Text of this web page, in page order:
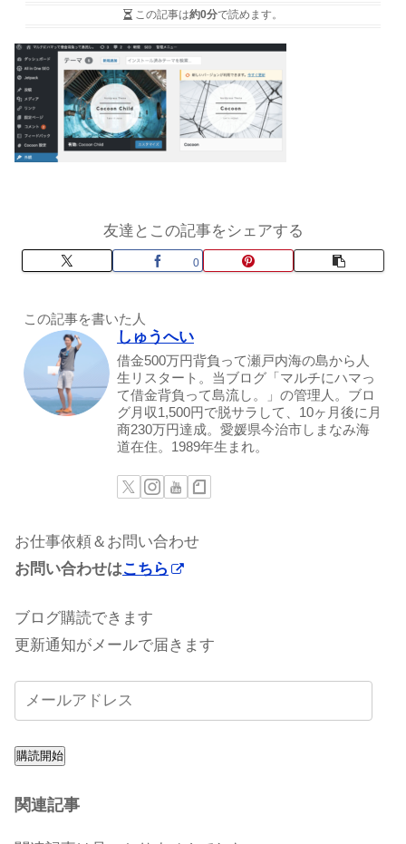
この記事は約0分で読めます。
友達とこの記事をシェアする
0
この記事を書いた人
しゅうへい
借金500万円背負って瀬戸内海の島から人
生リスタート。当ブログ「マルチにハマっ
て借金背負って島流し。」の管理人。ブロ
グ月収1,500円で脱サラして、10ヶ月後に月
商230万円達成。愛媛県今治市しまなみ海
道在住。1989年生まれ。
お仕事依頼＆お問い合わせ
お問い合わせはこちら
ブログ購読できます
更新通知がメールで届きます
購読開始
関連記事